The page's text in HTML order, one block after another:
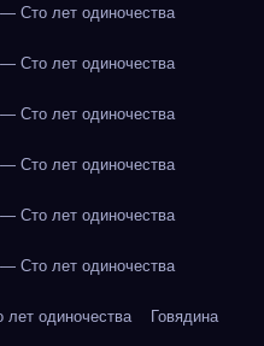
Сто лет одиночества
Сто лет одиночества
Сто лет одиночества
Сто лет одиночества
Сто лет одиночества
Сто лет одиночества
одиночества Говядина